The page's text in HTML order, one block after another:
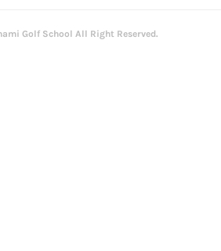
Golf School All Right Reserved.